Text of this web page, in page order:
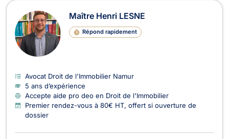
Maître Henri LESNE
Répond rapidement
Avocat Droit de l'Immobilier Namur
5 ans d’expérience
Accepte aide pro deo en Droit de l'Immobilier
Premier rendez-vous à 80€ HT, offert si ouverture de
dossier